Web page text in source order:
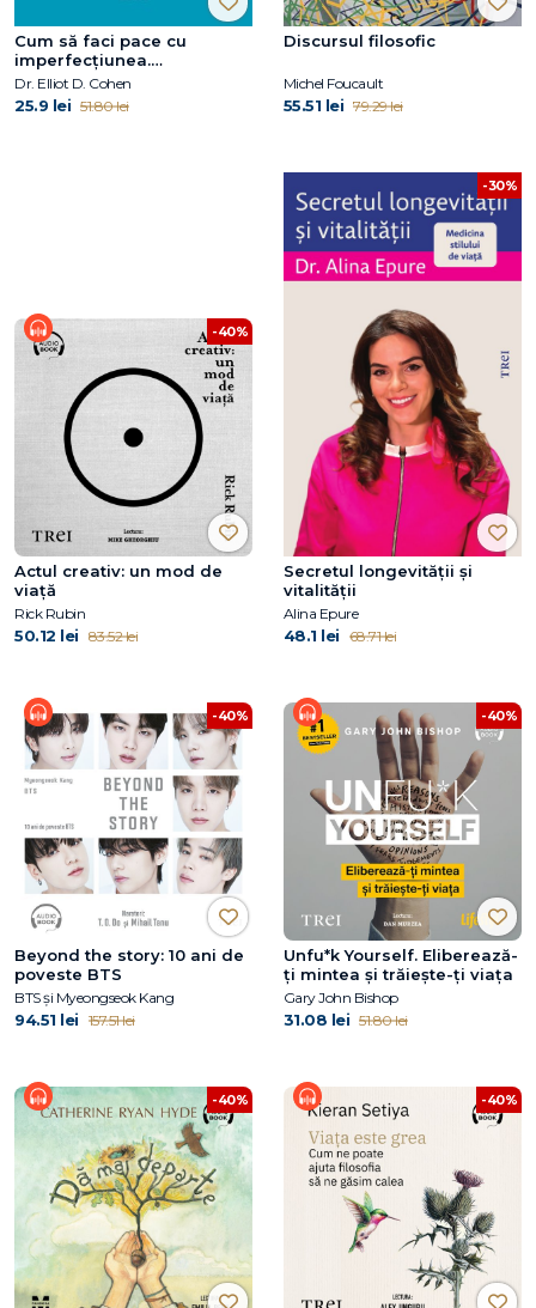
Cum să faci pace cu
imperfecțiunea.
Descoperă-ți tipul de
perfecționism, încheie
ciclul criticismului și adoptă
Dr. Elliot D. Cohen
25.9 lei 51.80 lei
Discursul filosofic
Michel Foucault
55.51 lei 79.29 lei
-40%
Actul creativ: un mod de
viață
Rick Rubin
50.12 lei 83.52 lei
-30%
Secretul longevității și
vitalității
Alina Epure
48.1 lei 68.71 lei
-40%
Beyond the story: 10 ani de
poveste BTS
BTS și Myeongseok Kang
94.51 lei 157.51 lei
-40%
Unfu*k Yourself. Eliberează-
ți mintea și trăiește-ți viața
Gary John Bishop
31.08 lei 51.80 lei
-40% -40%